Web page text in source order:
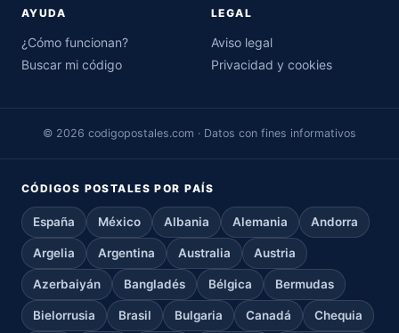
AYUDA
¿Cómo funcionan?
Buscar mi código
LEGAL
Aviso legal
Privacidad y cookies
© 2026 codigopostales.com · Datos con fines informativos
CÓDIGOS POSTALES POR PAÍS
España México Albania Alemania Andorra
Argelia Argentina Australia Austria
Azerbaiyán Bangladés Bélgica Bermudas
Bielorrusia Brasil Bulgaria Canadá Chequia